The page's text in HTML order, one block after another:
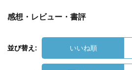
感想・レビュー・書評
並び替え: いいね順